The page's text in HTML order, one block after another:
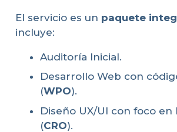
El servicio es un paquete
incluye:
Auditoría Inicial.
Desarrollo Web con
(WPO).
Diseño UX/UI con foco en
(CRO).